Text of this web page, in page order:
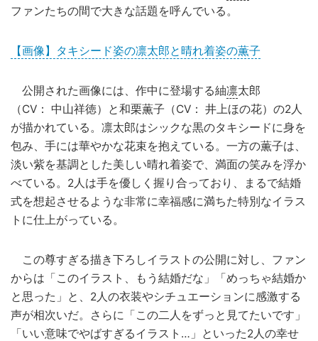
ファンたちの間で大きな話題を呼んでいる。
【画像】タキシード姿の凛太郎と晴れ着姿の薫子
公開された画像には、作中に登場する紬凛太郎
（CV： 中山祥徳）と和栗薫子（CV： 井上ほの花）の2人
が描かれている。凛太郎はシックな黒のタキシードに身を
包み、手には華やかな花束を抱えている。一方の薫子は、
淡い紫を基調とした美しい晴れ着姿で、満面の笑みを浮か
べている。2人は手を優しく握り合っており、まるで結婚
式を想起させるような非常に幸福感に満ちた特別なイラス
トに仕上がっている。
この尊すぎる描き下ろしイラストの公開に対し、ファン
からは「このイラスト、もう結婚だな」「めっちゃ結婚か
と思った」と、2人の衣装やシチュエーションに感激する
声が相次いだ。さらに「この二人をずっと見てたいです」
「いい意味でやばすぎるイラスト…」といった2人の幸せ